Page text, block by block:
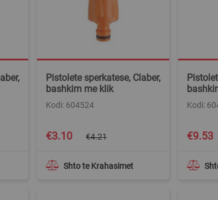
Pistolete sperkatese, Claber,
bashkim me klik
Kodi: 604524
Shto te Krahasimet
Special
Price
€3.10 €4.21
Kodi:
€9.53